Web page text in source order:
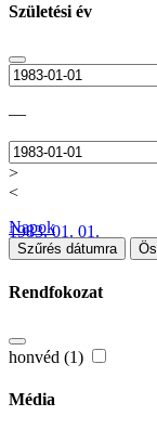
Születési év
—
>
<
1983. 01. 01.
Napok
Szűrés dátumra
Rendfokozat
honvéd (1)
Média